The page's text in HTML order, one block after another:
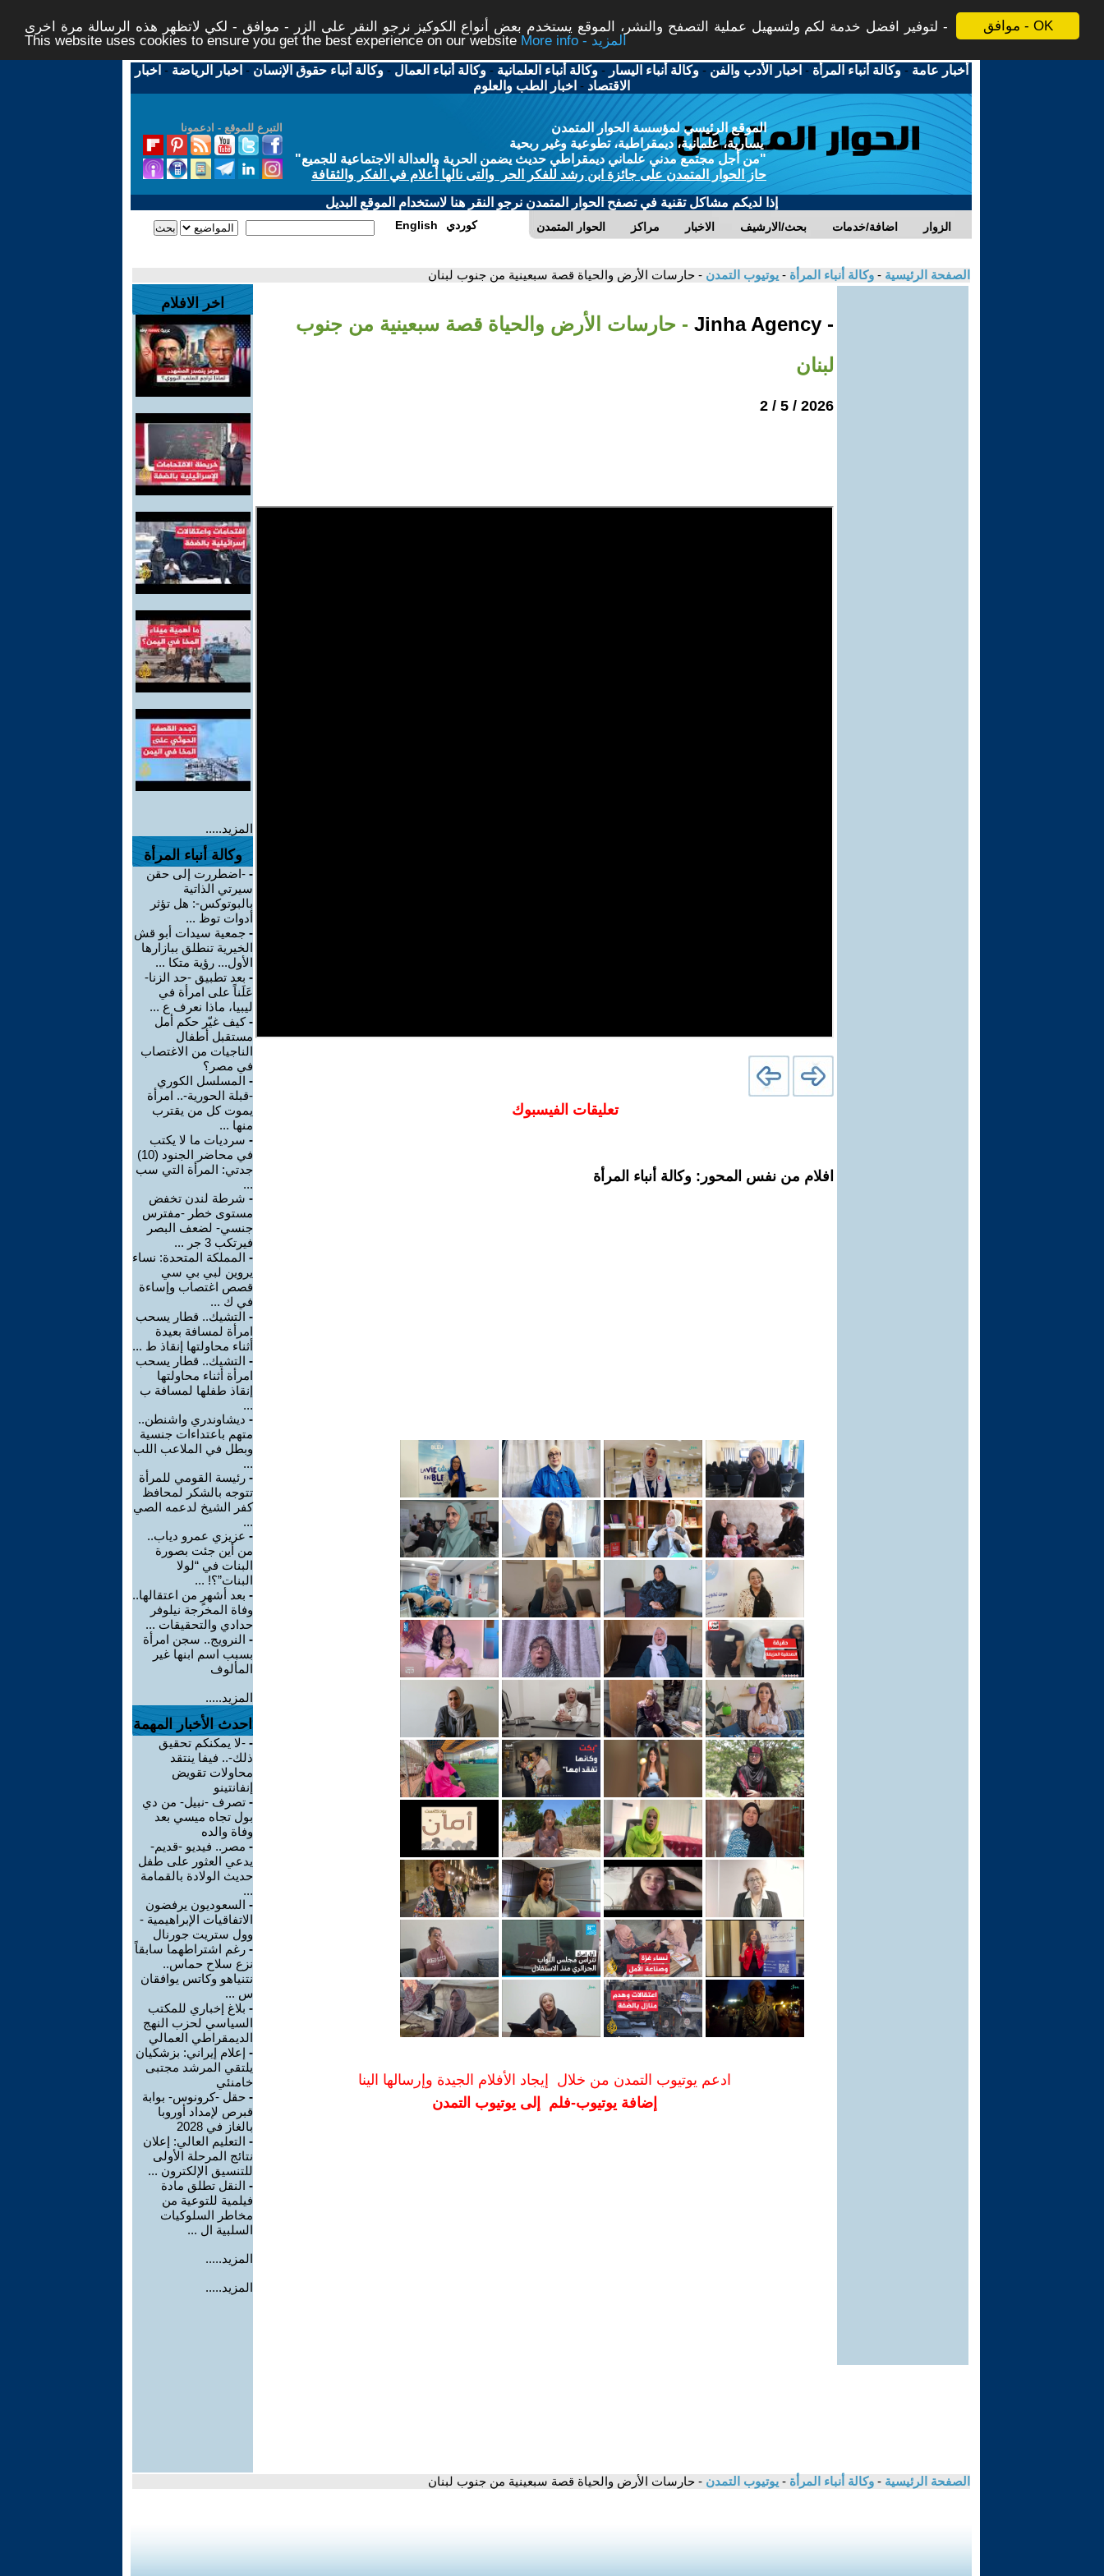
موافق - OK
لتوفير افضل خدمة لكم ولتسهيل عملية التصفح والنشر، الموقع يستخدم بعض أنواع الكوكيز نرجو النقر على الزر - موافق - لكي لاتظهر هذه الرسالة مرة اخرى -
This website uses cookies to ensure you get the best experience on our website
More info - المزيد
أخبار عامة -وكالة أنباء المرأة - اخبار الأدب والفن -وكالة أنباء اليسار -وكالة أنباء العلمانية -وكالة أنباء العمال -وكالة أنباء حقوق الإنسان - اخبار الرياضة - اخبار
الاقتصاد - اخبار الطب والعلوم
التبرع للموقع - ادعمونا
الموقع الرئيسي لمؤسسة الحوار المتمدن
يسارية، علمانية، ديمقراطية، تطوعية وغير ربحية
"من أجل مجتمع مدني علماني ديمقراطي حديث يضمن الحرية والعدالة الاجتماعية للجميع"
حاز الحوار المتمدن على جائزة ابن رشد للفكر الحر والتى نالها أعلام في الفكر والثقافة
إذا لديكم مشاكل تقنية في تصفح الحوار المتمدن نرجو النقر هنا لاستخدام الموقع البديل
الحوار المتمدن مراكز الاخبار بحث/الارشيف اضافة/خدمات الزوار English كوردي
الصفحة الرئيسية - وكالة أنباء المرأة - يوتيوب التمدن - حارسات الأرض والحياة قصة سبعينية من جنوب لبنان
- Jinha Agency
- حارسات الأرض والحياة قصة سبعينية من جنوب
لبنان
2026 / 5 / 2
تعليقات الفيسبوك
افلام من نفس المحور: وكالة أنباء المرأة
ادعم يوتيوب التمدن من خلال إيجاد الأفلام الجيدة وإرسالها الينا
إضافة يوتيوب-فلم إلى يوتيوب التمدن
اخر الافلام
المزيد.....
وكالة أنباء المرأة
- -اضطررت إلى حقن
سيرتي الذاتية
بالبوتوكس-: هل تؤثر
أدوات توظ ...
- جمعية سيدات أبو قش
الخيرية تنطلق ببازارها
الأول... رؤية متكا ...
- بعد تطبيق -حد الزنا-
عَلَناً على امرأة في
ليبيا، ماذا نعرف ع ...
-كيف غيّر حكم أمل
مستقبل أطفال
الناجيات من الاغتصاب
في مصر؟
- المسلسل الكوري
-قبلة الحورية-.. امرأة
يموت كل من يقترب
منها ...
- سرديات ما لا يكتب
في محاضر الجنود (10)
جدتي: المرأة التي سب
...
- شرطة لندن تخفض
مستوى خطر -مفترس
جنسي- لضعف البصر
فيرتكب 3 جر ...
- المملكة المتحدة: نساء
يروين لبي بي سي
قصص اغتصاب وإساءة
في ك ...
- التشيك.. قطار يسحب
امرأة لمسافة بعيدة
أثناء محاولتها إنقاذ ط ...
- التشيك.. قطار يسحب
امرأة أثناء محاولتها
إنقاذ طفلها لمسافة ب
...
- ديشاوندري واشنطن..
متهم باعتداءات جنسية
وبطل في الملاعب اللب
...
- رئيسة القومي للمرأة
تتوجه بالشكر لمحافظ
كفر الشيخ لدعمه الصي
...
- عزيزي عمرو دياب..
من أين جئت بصورة
البنات في “لولا
البنات”؟! ...
- بعد أشهرٍ من اعتقالها..
وفاة المخرجة نيلوفر
حدادي والتحقيقات ...
- النرويج.. سجن امرأة
بسبب اسم ابنها غير
المألوف
المزيد.....
احدث الأخبار المهمة
- -لا يمكنكم تحقيق
ذلك-.. فيفا ينتقد
محاولات تقويض
إنفانتينو
- تصرف -نبيل- من دي
بول تجاه ميسي بعد
وفاة والده
- مصر.. فيديو -قديم-
يدعي العثور على طفل
حديث الولادة بالقمامة
...
- السعوديون يرفضون
الاتفاقيات الإبراهيمية -
وول ستريت جورنال
- رغم اشتراطهما سابقاً
نزع سلاح حماس..
نتنياهو وكاتس يوافقان
س ...
- بلاغ إخباري للمكتب
السياسي لحزب النهج
الديمقراطي العمالي
- إعلام إيراني: بزشكيان
يلتقي المرشد مجتبى
خامنئي
- حقل -كرونوس- بوابة
قبرص لإمداد أوروبا
بالغاز في 2028
- التعليم العالي: إعلان
نتائج المرحلة الأولى
للتنسيق الإلكترون ...
- النقل تطلق مادة
فيلمية للتوعية من
مخاطر السلوكيات
السلبية ال ...
المزيد.....
المزيد.....
الصفحة الرئيسية - وكالة أنباء المرأة - يوتيوب التمدن - حارسات الأرض والحياة قصة سبعينية من جنوب لبنان